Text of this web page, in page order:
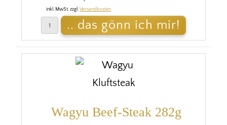
inkl. MwSt. zzgl.Versandkosten
Wagyu Beef-Steak 282g